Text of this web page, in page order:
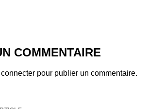
COMMENTAIRE
pour publier un commentaire.